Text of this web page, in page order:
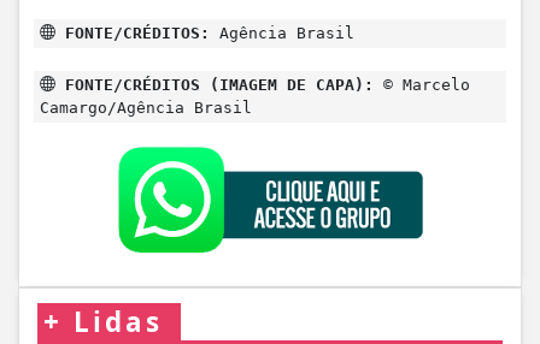
FONTE/CRÉDITOS: Agência Brasil
FONTE/CRÉDITOS (IMAGEM DE CAPA):
© Marcelo
Camargo/Agência Brasil
+ Lidas